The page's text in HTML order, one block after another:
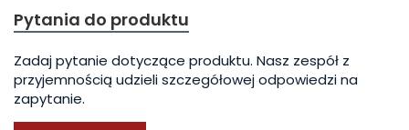
Pytania do produktu
Zadaj pytanie dotyczące produktu. Nasz zespół z
przyjemnością udzieli szczegółowej odpowiedzi na
zapytanie.